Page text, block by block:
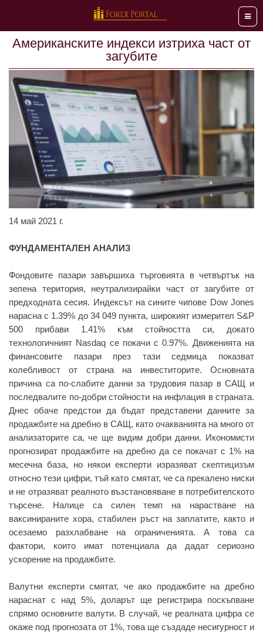
Меню
Американските индекси изтриха част от
загубите
14 май 2021 г.
ФУНДАМЕНТАЛЕН АНАЛИЗ
Фондовите пазари завършиха търговията в четвъртък на
зелена територия, неутрализирайки част от загубите от
предходната сесия. Индексът на сините чипове Dow Jones
нарасна с 1.39% до 34 049 пункта, широкият измерител S&P
500 прибави 1.41% към стойността си, докато
технологичният Nasdaq се покачи с 0.97%. Движенията на
финансовите пазари през тази седмица показват
колебливост от страна на инвеститорите. Основната
причина са по-слабите данни за трудовия пазар в САЩ и
последвалите по-добри стойности на инфлация в страната.
Днес обаче предстои да бъдат представени данните за
продажбите на дребно в САЩ, като очакванията на много от
анализаторите са, че ще видим добри данни. Икономисти
прогнозират продажбите на дребно да се покачат с 1% на
месечна база, но някои експерти изразяват скептицизъм
относно тези цифри, тъй като смятат, че са прекалено ниски
и не отразяват реалното възстановяване в потребителското
търсене. Налице са силен темп на нарастване на
ваксинираните хора, стабилен ръст на заплатите, както и
осезаемо разхлабване на ограниченията. А това са
фактори, които имат потенциала да дадат сериозно
ускорение на продажбите.
Валутни експерти смятат, че ако продажбите на дребно
нараснат с над 5%, доларът ще регистрира поскъпване
спрямо основните валути. В случай, че реалната цифра се
окаже под прогнозата от 1%, това ще създаде несигурност и